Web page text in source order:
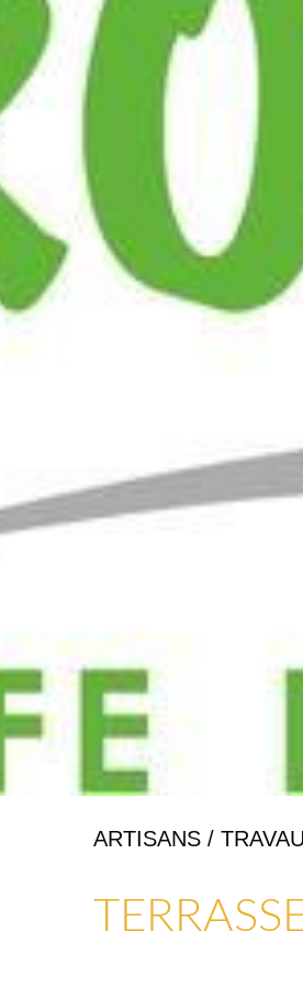
CÔTÉ MER
ANIMATIONS
CHOEUR DE FESTIVITÉS
ARTISANS /